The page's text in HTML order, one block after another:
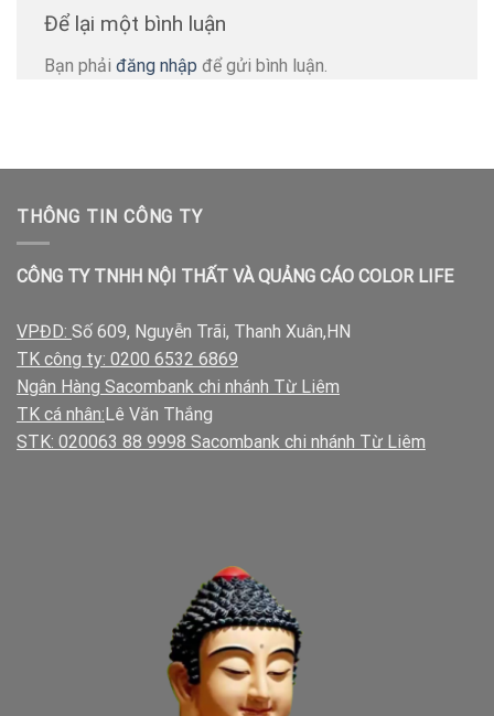
Để lại một bình luận
Bạn phải đăng nhập để gửi bình luận.
THÔNG TIN CÔNG TY
CÔNG TY TNHH NỘI THẤT VÀ QUẢNG CÁO COLOR LIFE
VPĐD: Số 609, Nguyễn Trãi, Thanh Xuân,HN
TK công ty: 0200 6532 6869
Ngân Hàng Sacombank chi nhánh Từ Liêm
TK cá nhân: Lê Văn Thắng
STK: 020063 88 9998 Sacombank chi nhánh Từ Liêm